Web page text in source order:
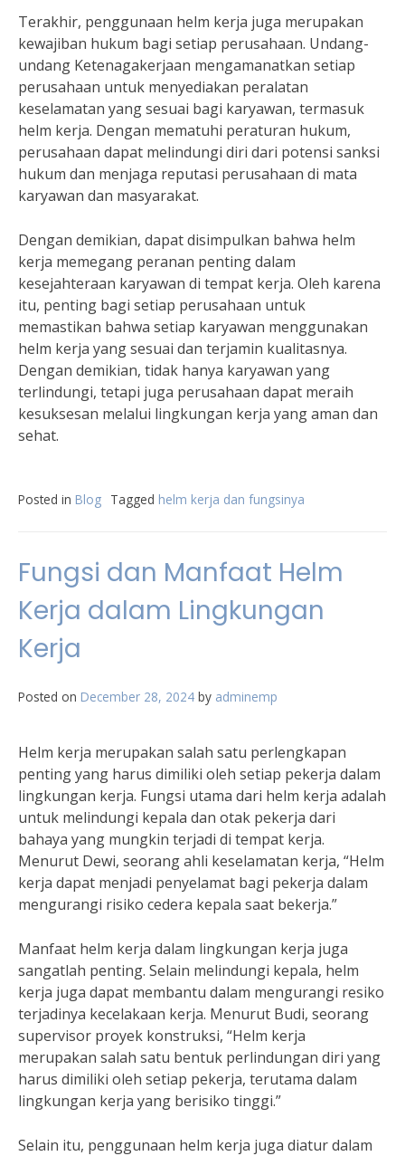
Terakhir, penggunaan helm kerja juga merupakan
kewajiban hukum bagi setiap perusahaan. Undang-
undang Ketenagakerjaan mengamanatkan setiap
perusahaan untuk menyediakan peralatan
keselamatan yang sesuai bagi karyawan, termasuk
helm kerja. Dengan mematuhi peraturan hukum,
perusahaan dapat melindungi diri dari potensi sanksi
hukum dan menjaga reputasi perusahaan di mata
karyawan dan masyarakat.
Dengan demikian, dapat disimpulkan bahwa helm
kerja memegang peranan penting dalam
kesejahteraan karyawan di tempat kerja. Oleh karena
itu, penting bagi setiap perusahaan untuk
memastikan bahwa setiap karyawan menggunakan
helm kerja yang sesuai dan terjamin kualitasnya.
Dengan demikian, tidak hanya karyawan yang
terlindungi, tetapi juga perusahaan dapat meraih
kesuksesan melalui lingkungan kerja yang aman dan
sehat.
Posted in Blog Tagged helm kerja dan fungsinya
Fungsi dan Manfaat Helm
Kerja dalam Lingkungan
Kerja
Posted on December 28, 2024 by adminemp
Helm kerja merupakan salah satu perlengkapan
penting yang harus dimiliki oleh setiap pekerja dalam
lingkungan kerja. Fungsi utama dari helm kerja adalah
untuk melindungi kepala dan otak pekerja dari
bahaya yang mungkin terjadi di tempat kerja.
Menurut Dewi, seorang ahli keselamatan kerja, “Helm
kerja dapat menjadi penyelamat bagi pekerja dalam
mengurangi risiko cedera kepala saat bekerja.”
Manfaat helm kerja dalam lingkungan kerja juga
sangatlah penting. Selain melindungi kepala, helm
kerja juga dapat membantu dalam mengurangi resiko
terjadinya kecelakaan kerja. Menurut Budi, seorang
supervisor proyek konstruksi, “Helm kerja
merupakan salah satu bentuk perlindungan diri yang
harus dimiliki oleh setiap pekerja, terutama dalam
lingkungan kerja yang berisiko tinggi.”
Selain itu, penggunaan helm kerja juga diatur dalam